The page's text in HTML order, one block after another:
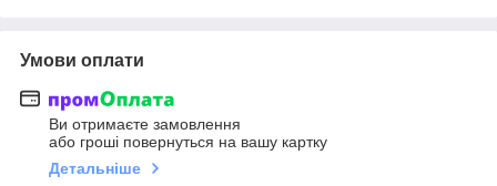
Умови оплати
Ви отримаєте замовлення
або гроші повернуться на вашу картку
Детальніше